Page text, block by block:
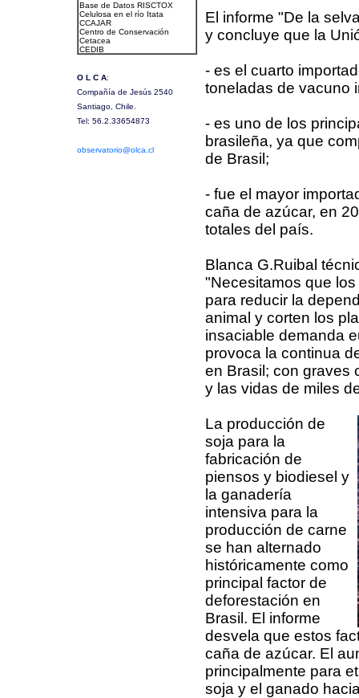
El informe "De la
y concluye que la
- es el cuarto
toneladas de vacuno
- es uno de los
brasileña, ya que
de Brasil;
- fue el mayor
caña de azúcar, en
totales del país.
Blanca G.Ruibal
"Necesitamos que
para reducir la
animal y corten los
insaciable demanda
provoca la continua
en Brasil; con graves
y las vidas de miles
La producción de
soja para la
fabricación de
piensos y biodiesel y
la ganadería
intensiva para la
producción de carne
se han alternado
históricamente como
principal factor de
deforestación en
Brasil. El informe
desvela que estos
caña de azúcar. El
principalmente para
soja y el ganado